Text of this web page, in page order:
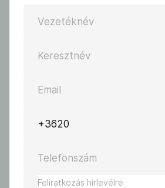
Vezetéknév
Keresztnév
Email
+3620
Telefonszám
Feliratkozás hírlevélre